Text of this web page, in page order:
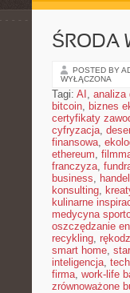
ŚRODA
POSTED BY
WYŁĄCZONA
Tagi: AI , analiza
bitcoin, biznes
certyfikaty
cyfryzacja,
finansowa,
ethereum,
franczyza,
business,
konsulting,
kulinarne
medycyna
oszczędzanie
recykling,
smart home,
inteligencja,
firma, work-life
zrównoważone